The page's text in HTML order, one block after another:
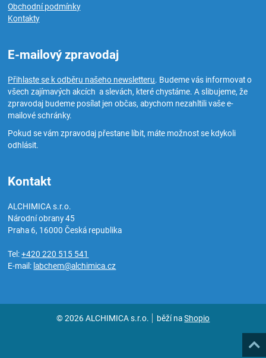
Obchodní podmínky
Kontakty
E-mailový zpravodaj
Přihlaste se k odběru našeho newsletteru. Budeme vás informovat o
všech zajímavých akcích a slevách, které chystáme. A slibujeme, že
zpravodaj budeme posílat jen občas, abychom nezahltili vaše e-
mailové schránky.
Pokud se vám zpravodaj přestane líbit, máte možnost se kdykoli
odhlásit.
Kontakt
ALCHIMICA s.r.o.
Národní obrany 45
Praha 6, 16000Česká republika
Tel:+420 220 515 541
E-mail: labchem@alchimica.cz
© 2026 ALCHIMICA s.r.o. běží naShopio